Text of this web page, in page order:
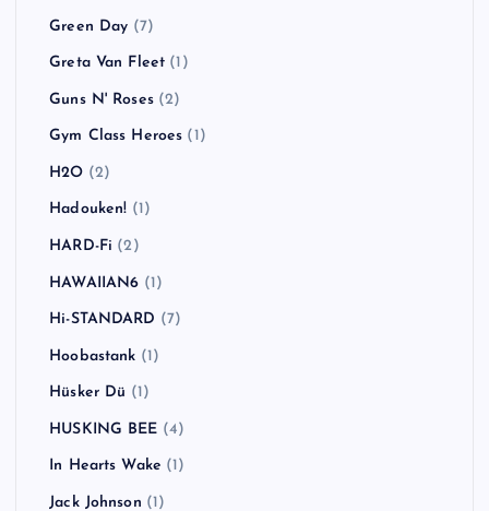
Green Day (7)
Greta Van Fleet (1)
Guns N' Roses(2)
Gym Class Heroes (1)
H2O (2)
Hadouken! (1)
HARD-Fi (2)
HAWAIIAN6 (1)
Hi-STANDARD (7)
Hoobastank (1)
Hüsker Dü (1)
HUSKING BEE (4)
In Hearts Wake (1)
Jack Johnson (1)